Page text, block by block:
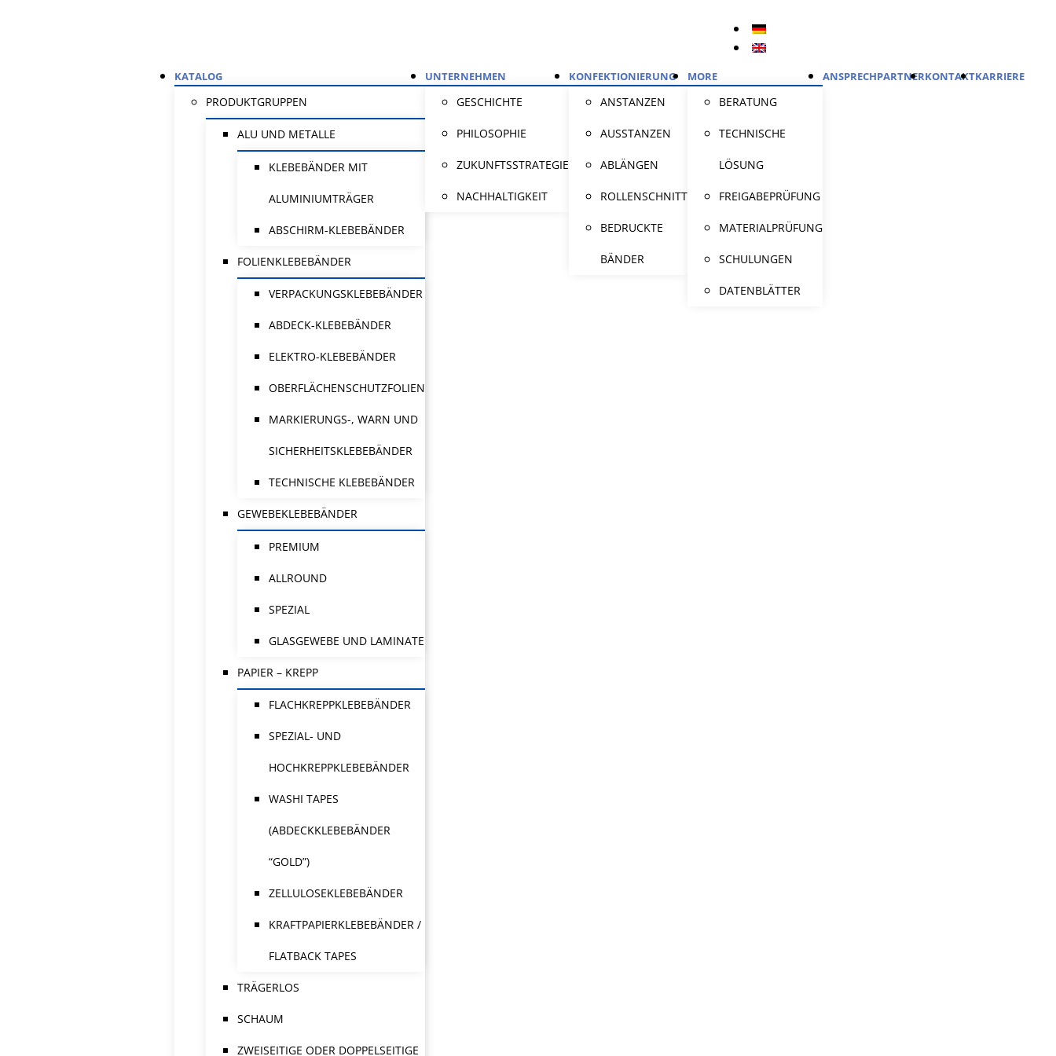
KATALOG
PRODUKTGRUPPEN
ALU UND METALLE
KLEBEBÄNDER MIT
ALUMINIUMTRÄGER
ABSCHIRM-KLEBEBÄNDER
FOLIENKLEBEBÄNDER
VERPACKUNGSKLEBEBÄNDER
ABDECK-KLEBEBÄNDER
ELEKTRO-KLEBEBÄNDER
OBERFLÄCHENSCHUTZFOLIEN
MARKIERUNGS-, WARN UND
SICHERHEITSKLEBEBÄNDER
TECHNISCHE KLEBEBÄNDER
GEWEBEKLEBEBÄNDER
PREMIUM
ALLROUND
SPEZIAL
GLASGEWEBE UND LAMINATE
PAPIER – KREPP
FLACHKREPPKLEBEBÄNDER
SPEZIAL- UND
HOCHKREPPKLEBEBÄNDER
WASHI TAPES
(ABDECKKLEBEBÄNDER
“GOLD”)
ZELLULOSEKLEBEBÄNDER
KRAFTPAPIERKLEBEBÄNDER /
FLATBACK TAPES
TRÄGERLOS
SCHAUM
ZWEISEITIGE ODER DOPPELSEITIGE
UNTERNEHMEN
GESCHICHTE
PHILOSOPHIE
ZUKUNFTSSTRATEGIE
NACHHALTIGKEIT
KONFEKTIONIERUNG
ANSTANZEN
AUSSTANZEN
ABLÄNGEN
ROLLENSCHNITT
BEDRUCKTE
BÄNDER
MORE
BERATUNG
TECHNISCHE
LÖSUNG
FREIGABEPRÜFUNG
MATERIALPRÜFUNG
SCHULUNGEN
DATENBLÄTTER
ANSPRECHPARTNERKONTAKTKARRIERE